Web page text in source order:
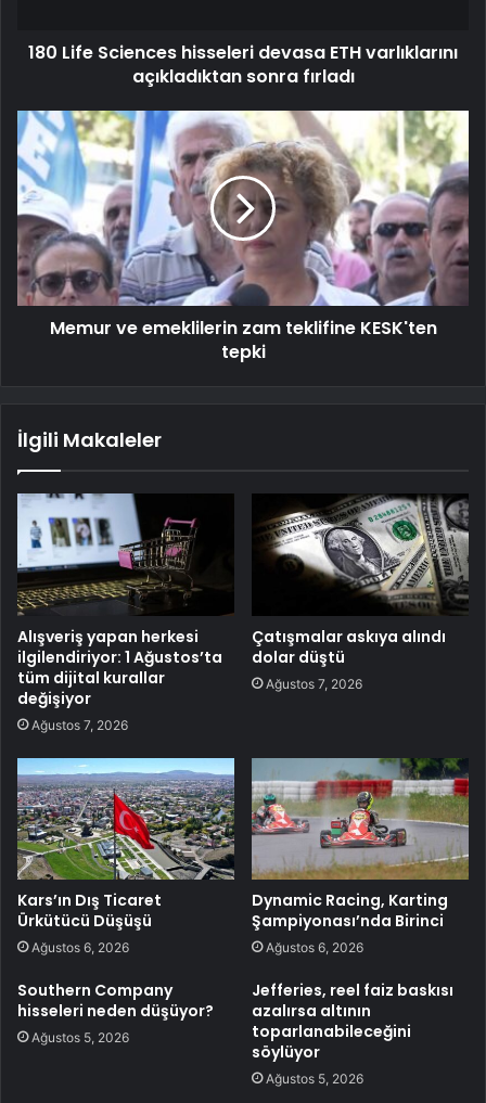
180 Life Sciences hisseleri devasa ETH varlıklarını
açıkladıktan sonra fırladı
Memur ve emeklilerin zam teklifine KESK'ten
tepki
İlgili Makaleler
Alışveriş yapan herkesi
ilgilendiriyor: 1 Ağustos’ta
tüm dijital kurallar
değişiyor
Ağustos 7, 2026
Çatışmalar askıya alındı
dolar düştü
Ağustos 7, 2026
Kars’ın Dış Ticaret
Ürkütücü Düşüşü
Ağustos 6, 2026
Dynamic Racing, Karting
Şampiyonası’nda Birinci
Ağustos 6, 2026
Southern Company
hisseleri neden düşüyor?
Ağustos 5, 2026
Jefferies, reel faiz baskısı
azalırsa altının
toparlanabileceğini
söylüyor
Ağustos 5, 2026